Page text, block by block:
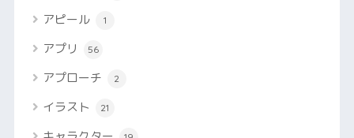
アピール 1
アプリ 56
アプローチ 2
イラスト 21